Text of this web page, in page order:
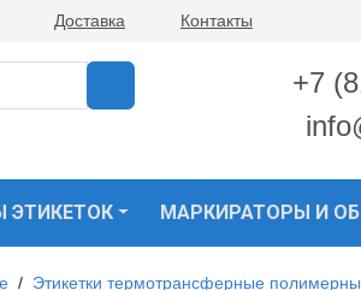
Доставка Контакты
+7
ЭТИКЕТОК МАРКИРАТОРЫ И
/ Этикетки термотрансферные